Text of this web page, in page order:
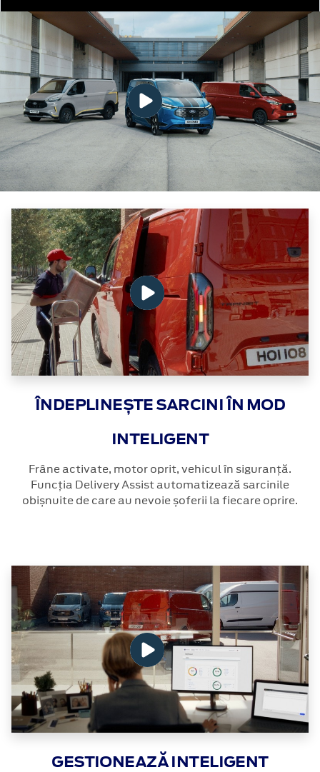
ÎNDEPLINEȘTE SARCINI ÎN MOD
INTELIGENT
Frâne activate, motor oprit, vehicul în siguranță.
Funcția Delivery Assist automatizează sarcinile
obișnuite de care au nevoie șoferii la fiecare oprire.
GESTIONEAZĂ INTELIGENT